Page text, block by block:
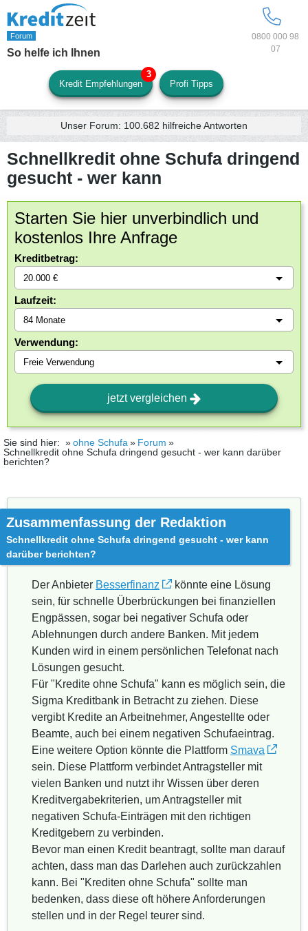
0800 000 98
07
So helfe ich Ihnen
Kredit Empfehlungen Profi Tipps
Unser Forum: 100.682 hilfreiche Antworten
Schnellkredit ohne Schufa dringend
gesucht - wer kann
Starten Sie hier unverbindlich und
kostenlos Ihre Anfrage
Kreditbetrag:
Laufzeit:
Verwendung:
jetzt vergleichen
Sie sind hier: ohne Schufa
Forum
Schnellkredit ohne Schufa dringend gesucht - wer kann darüber
berichten?
Zusammenfassung der Redaktion
Schnellkredit ohne Schufa dringend gesucht - wer kann
darüber berichten?
Der Anbieter Besserfinanz
könnte eine Lösung
sein, für schnelle Überbrückungen bei finanziellen
Engpässen, sogar bei negativer Schufa oder
Ablehnungen durch andere Banken. Mit jedem
Kunden wird in einem persönlichen Telefonat nach
Lösungen gesucht.
Für "Kredite ohne Schufa" kann es möglich sein, die
Sigma Kreditbank in Betracht zu ziehen. Diese
vergibt Kredite an Arbeitnehmer, Angestellte oder
Beamte, auch bei einem negativen Schufaeintrag.
Eine weitere Option könnte die Plattform Smava
sein. Diese Plattform verbindet Antragsteller mit
vielen Banken und nutzt ihr Wissen über deren
Kreditvergabekriterien, um Antragsteller mit
negativen Schufa-Einträgen mit den richtigen
Kreditgebern zu verbinden.
Bevor man einen Kredit beantragt, sollte man darauf
achten, dass man das Darlehen auch zurückzahlen
kann. Bei "Krediten ohne Schufa" sollte man
bedenken, dass diese oft höhere Anforderungen
stellen und in der Regel teurer sind.